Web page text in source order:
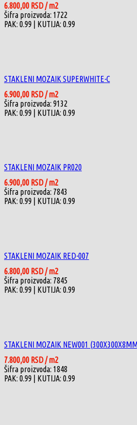
6.800,00 RSD/ m2
Šifra proizvoda: 1722
PAK: 0.99 | KUTIJA: 0.99
STAKLENI MOZAIK SUPERWHITE-C
6.900,00 RSD/ m2
Šifra proizvoda: 9132
PAK: 0.99 | KUTIJA: 0.99
STAKLENI MOZAIK PR020
6.900,00 RSD/ m2
Šifra proizvoda: 7843
PAK: 0.99 | KUTIJA: 0.99
STAKLENI MOZAIK RED-007
6.800,00 RSD/ m2
Šifra proizvoda: 7845
PAK: 0.99 | KUTIJA: 0.99
STAKLENI MOZAIK NEW001
7.800,00 RSD/ m2
Šifra proizvoda: 1848
PAK: 0.99 | KUTIJA: 0.99